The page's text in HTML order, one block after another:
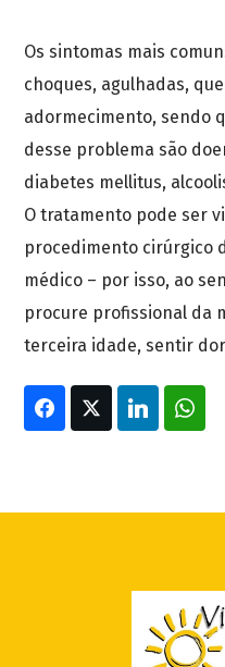
Os sintomas mais
choques, agulhadas,
adormecimento, sendo
desse problema são
diabetes mellitus,
O tratamento pode ser
procedimento cirúrgico
médico – por isso, ao
procure profissional da
terceira idade, sentir